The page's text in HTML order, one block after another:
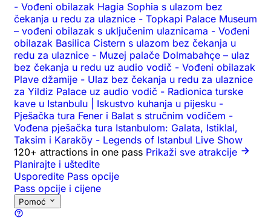
- Vođeni obilazak Hagia Sophia s ulazom bez
čekanja u redu za ulaznice - Topkapi Palace Museum
– vođeni obilazak s uključenim ulaznicama - Vođeni
obilazak Basilica Cistern s ulazom bez čekanja u
redu za ulaznice - Muzej palače Dolmabahçe – ulaz
bez čekanja u redu uz audio vodič - Vođeni obilazak
Plave džamije - Ulaz bez čekanja u redu za ulaznice
za Yildiz Palace uz audio vodič - Radionica turske
kave u Istanbulu | Iskustvo kuhanja u pijesku -
Pješačka tura Fener i Balat s stručnim vodičem -
Vođena pješačka tura Istanbulom: Galata, Istiklal,
Taksim i Karaköy - Legends of Istanbul Live Show
120+ attractions in one pass Prikaži sve atrakcije
Planirajte i uštedite
Usporedite Pass opcije
Pass opcije i cijene
Pomoć